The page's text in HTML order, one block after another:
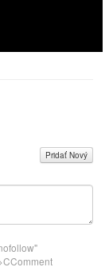
Pridať Nový